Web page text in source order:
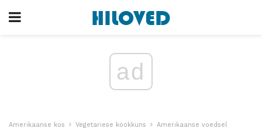
ad
Amerikaanse kos Vegetariese kookkuns
Amerikaanse voedsel